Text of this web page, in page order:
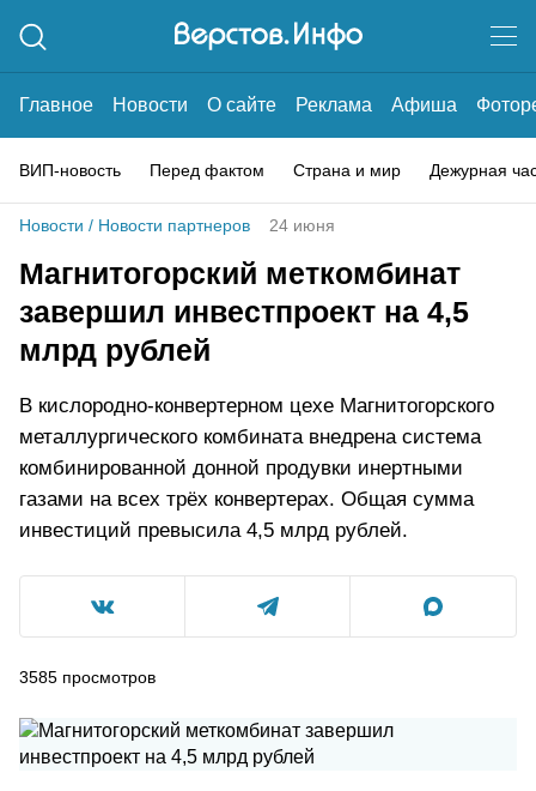
Главное Новости О сайте Реклама Афиша
ВИП-новость Перед фактом Страна и мир Дежурная
Новости / Новости партнеров 24 июня
Магнитогорский меткомбинат
завершил инвестпроект на 4,5
млрд рублей
В кислородно-конвертерном цехе Магнитогорского
металлургического комбината внедрена система
комбинированной донной продувки инертными
газами на всех трёх конвертерах. Общая сумма
инвестиций превысила 4,5 млрд рублей.
3585 просмотров